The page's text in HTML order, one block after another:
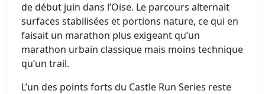
de début juin dans l’Oise. Le parcours alternait
surfaces stabilisées et portions nature, ce qui en
faisait un marathon plus exigeant qu’un
marathon urbain classique mais moins technique
qu’un trail.
L’un des points forts du Castle Run Series reste